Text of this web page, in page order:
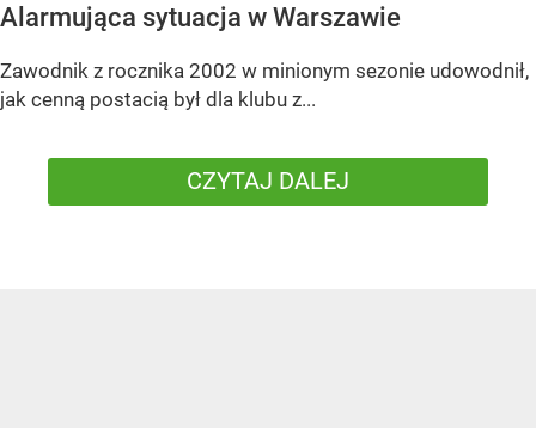
Alarmująca sytuacja w Warszawie
Zawodnik z rocznika 2002 w minionym sezonie udowodnił,
jak cenną postacią był dla klubu z...
CZYTAJ DALEJ